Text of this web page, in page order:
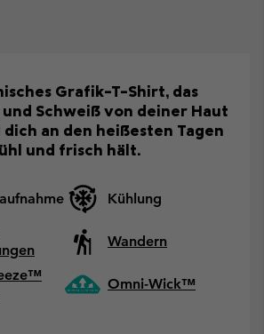
Grafik-T-Shirt, das
Schweiß von deiner Haut
an den heißesten Tagen
und frisch hält.
Kühlung
Wandern
Omni-Wick™